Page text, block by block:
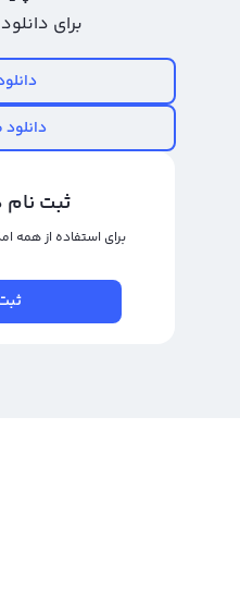
ارزهای دیجیتال افزایش دهید.
خرید و فروش ریف (Reef)
خرید و فروش ریف یا معامله آن در حال
جذاب، جلب توجه بسیاری از معامله‌گران و
دیجیتال محسوب می‌شود.
در خرید و فروش ریف، ورود و خروج به
برای
ثبت
برای استفاده از همه